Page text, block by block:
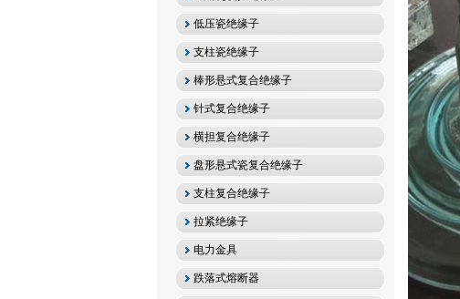
低压瓷绝缘子
支柱瓷绝缘子
棒形悬式复合绝缘子
针式复合绝缘子
横担复合绝缘子
盘形悬式瓷复合绝缘子
支柱复合绝缘子
拉紧绝缘子
电力金具
跌落式熔断器